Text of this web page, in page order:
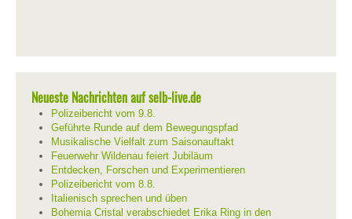
Neueste Nachrichten auf selb-live.de
Polizeibericht vom 9.8.
Geführte Runde auf dem Bewegungspfad
Musikalische Vielfalt zum Saisonauftakt
Feuerwehr Wildenau feiert Jubiläum
Entdecken, Forschen und Experimentieren
Polizeibericht vom 8.8.
Italienisch sprechen und üben
Bohemia Cristal verabschiedet Erika Ring in den